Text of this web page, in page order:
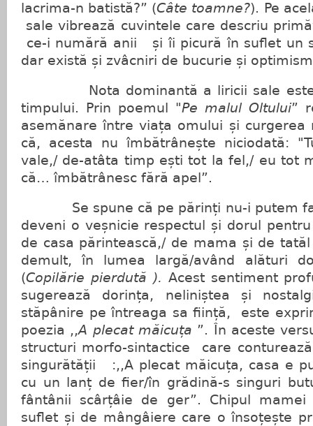
lacrima-n batistă?” (Câte toamne?). Pe
sale vibrează cuvintele care descriu
ce-i numără anii și îi picură în suflet un
dar există și zvâcniri de bucurie și
Nota dominantă a liricii sale este
timpului. Prin poemul "Pe malul Oltului”
asemănare între viața omului și curgerea
că, acesta nu îmbătrânește niciodată:
vale,/ de-atâta timp ești tot la fel,/ eu tot
că… îmbătrânesc fără apel”.
Se spune că pe părinți nu-i putem
deveni o veșnicie respectul și dorul
de casa părintească,/ de mama și de
demult, în lumea largă/având alături
(Copilărie pierdută ). Acest sentiment
sugerează dorința, neliniștea și
stăpânire pe întreaga sa ființă, este
poezia ,,A plecat măicuța ”. În aceste
structuri morfo-sintactice care
singurătății :,,A plecat măicuța, casa e
cu un lanț de fier/în grădină-s singuri
fântânii scârțâie de ger”. Chipul
suflet și de mângâiere care o însoțește